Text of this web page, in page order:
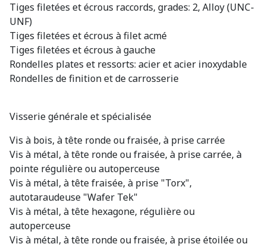
Tiges filetées et écrous raccords, grades: 2, Alloy (UNC-
UNF)
Tiges filetées et écrous à filet acmé
Tiges filetées et écrous à gauche
Rondelles plates et ressorts: acier et acier inoxydable
Rondelles de finition et de carrosserie
Visserie générale et spécialisée
Vis à bois, à tête ronde ou fraisée, à prise carrée
Vis à métal, à tête ronde ou fraisée, à prise carrée, à
pointe régulière ou autoperceuse
Vis à métal, à tête fraisée, à prise "Torx",
autotaraudeuse "Wafer Tek"
Vis à métal, à tête hexagone, régulière ou
autoperceuse
Vis à métal, à tête ronde ou fraisée, à prise étoilée ou